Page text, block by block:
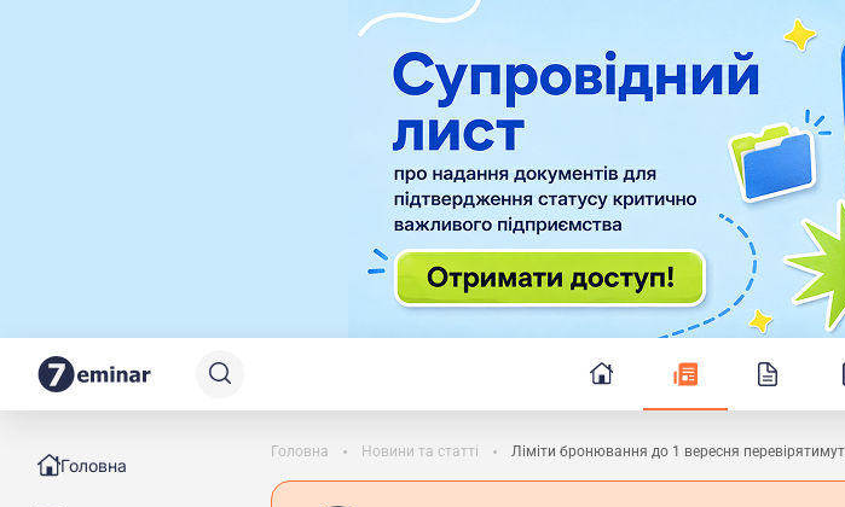
Головна
Головна Новини та статті Ліміти бронювання до 1 вересня